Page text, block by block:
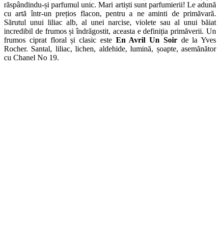
răspândindu-și parfumul unic. Mari artiști sunt parfumierii! Le adună
cu artă într-un prețios flacon, pentru a ne aminti de primăvară.
Sărutul unui liliac alb, al unei narcise, violete sau al unui băiat
incredibil de frumos și îndrăgostit, aceasta e definiția primăverii. Un
frumos ciprat floral și clasic este En Avril Un Soirde la Yves
Rocher. Santal, liliac, lichen, aldehide, lumină, șoapte, asemănător
cu Chanel No 19.